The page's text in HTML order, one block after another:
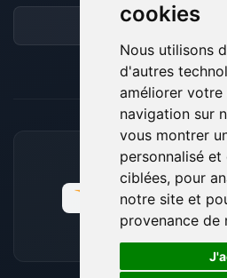
cookies
Nous utilisons
d'autres
améliorer votre
navigation sur
vous montrer
personnalisé
ciblées, pour
notre site et
provenance de
Forum
MOYENS DE